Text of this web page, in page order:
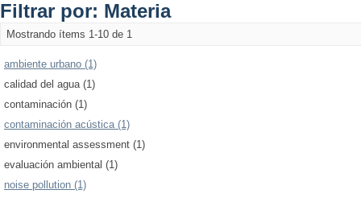
Filtrar por: Materia
Mostrando ítems 1-10 de 1
ambiente urbano (1)
calidad del agua (1)
contaminación (1)
contaminación acústica (1)
environmental assessment (1)
evaluación ambiental (1)
noise pollution (1)